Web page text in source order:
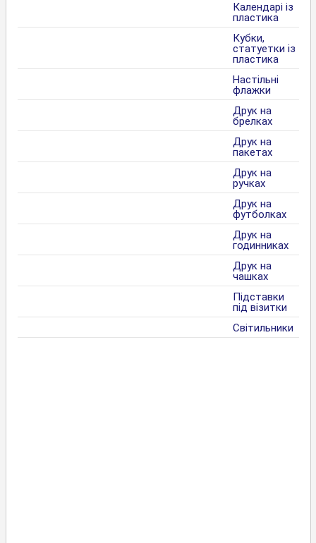
Календарі із
пластика
Кубки,
статуетки із
пластика
Настільні
флажки
Друк на
брелках
Друк на
пакетах
Друк на
ручках
Друк на
футболках
Друк на
годинниках
Друк на
чашках
Підставки
під візитки
Світильники